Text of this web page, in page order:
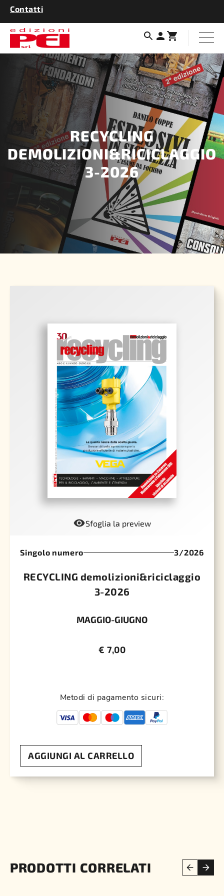
Contatti
RECYCLING
DEMOLIZIONI&RICICLAGGIO
3-2026
Sfoglia la preview
Singolo numero 3/2026
RECYCLING demolizioni&riciclaggio
3-2026
MAGGIO-GIUGNO
€ 7,00
Metodi di pagamento sicuri:
AGGIUNGI AL CARRELLO
PRODOTTI CORRELATI